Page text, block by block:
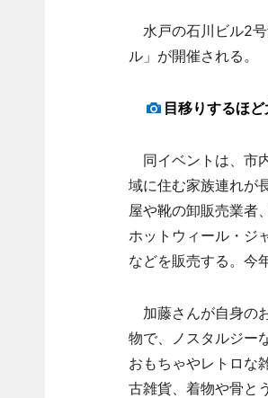
水戸の石川ビル2号
ル」が開催される。
目移りするほ
同イベントは、市
域に住む家族連れが
屋や靴の卸販売業者
ホットウィール・ジ
などを販売する。今
加藤さんが自身の
物で、ノスタルジー
おもちゃやレトロな
古雑貨、着物や骨と